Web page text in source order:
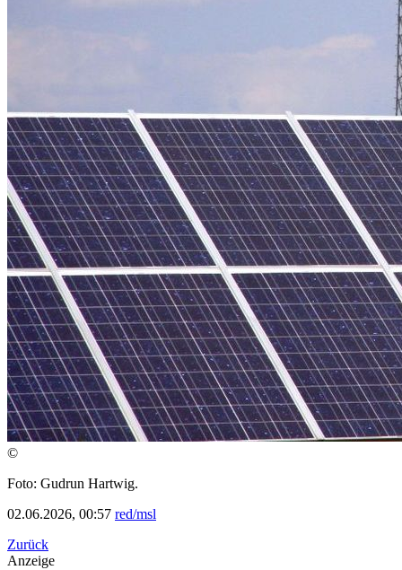
©
Foto: Gudrun Hartwig.
02.06.2026, 00:57 red/msl
Zurück
Anzeige